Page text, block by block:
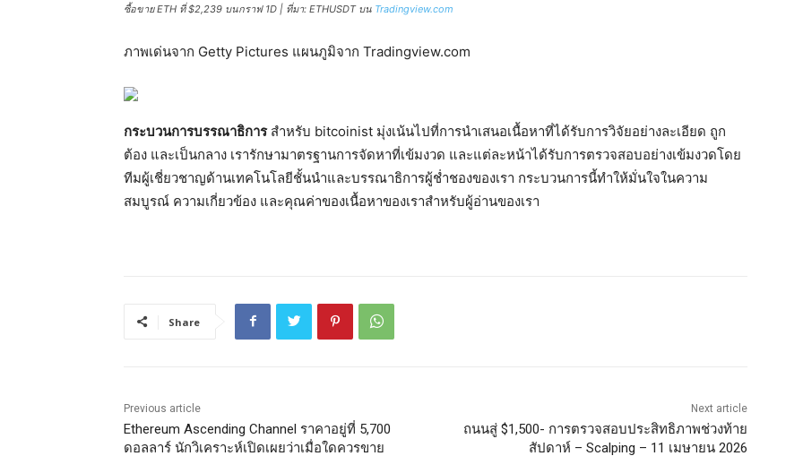
ซื้อขาย ETH ที่ $2,239 บนกราฟ 1D | ที่มา: ETHUSDT บน Tradingview.com
ภาพเด่นจาก Getty Pictures แผนภูมิจาก Tradingview.com
กระบวนการบรรณาธิการสำหรับ bitcoinist มุ่งเน้นไปที่การนำเสนอเนื้อหาที่ได้รับการวิจัยอย่างละเอียด ถูก
ต้อง และเป็นกลาง เรารักษามาตรฐานการจัดหาที่เข้มงวด และแต่ละหน้าได้รับการตรวจสอบอย่างเข้มงวดโดย
ทีมผู้เชี่ยวชาญด้านเทคโนโลยีชั้นนำและบรรณาธิการผู้ช่ำชองของเรา กระบวนการนี้ทำให้มั่นใจในความ
สมบูรณ์ ความเกี่ยวข้อง และคุณค่าของเนื้อหาของเราสำหรับผู้อ่านของเรา
Share
Previous article
Ethereum Ascending Channel ราคาอยู่ที่ 5,700
ดอลลาร์ นักวิเคราะห์เปิดเผยว่าเมื่อใดควรขาย
Next article
ถนนสู่ $1,500- การตรวจสอบประสิทธิภาพช่วงท้าย
สัปดาห์ – Scalping – 11 เมษายน 2026